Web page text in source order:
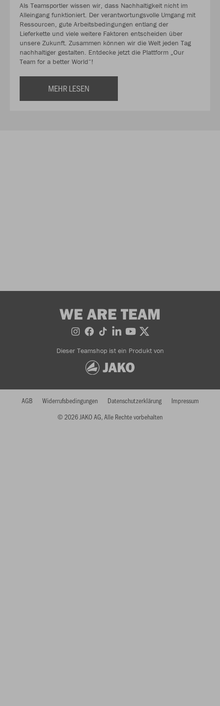
Als Teamsportler wissen wir, dass Nachhaltigkeit nicht im
Alleingang funktioniert. Der verantwortungsvolle Umgang mit
Ressourcen, gute Arbeitsbedingungen entlang der
Lieferkette und viele weitere Faktoren entscheiden über
unsere Zukunft. Zusammen können wir die Welt jeden Tag
nachhaltiger gestalten. Entdecke jetzt die Plattform „Our
Team for a better World“!
MEHR LESEN
WE ARE TEAM
Dieser Teamshop ist ein Produkt von
© 2026 JAKO AG, Alle Rechte vorbehalten
AGB Widerrufsbedingungen Datenschutzerklärung Impressum